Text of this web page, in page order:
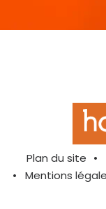
Plan du site
Mentions